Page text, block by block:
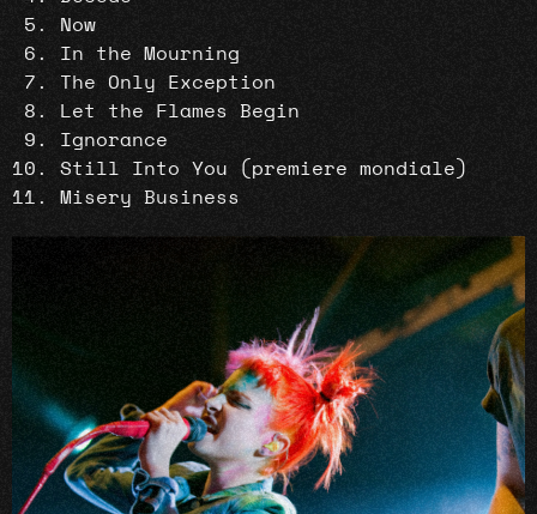
Now
In the Mourning
The Only Exception
Let the Flames Begin
Ignorance
Still Into You (premiere mondiale)
Misery Business